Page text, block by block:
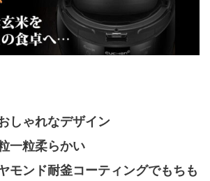
しゃれなデザイン
一粒柔らかい
モンド耐釜コーティングでもちも